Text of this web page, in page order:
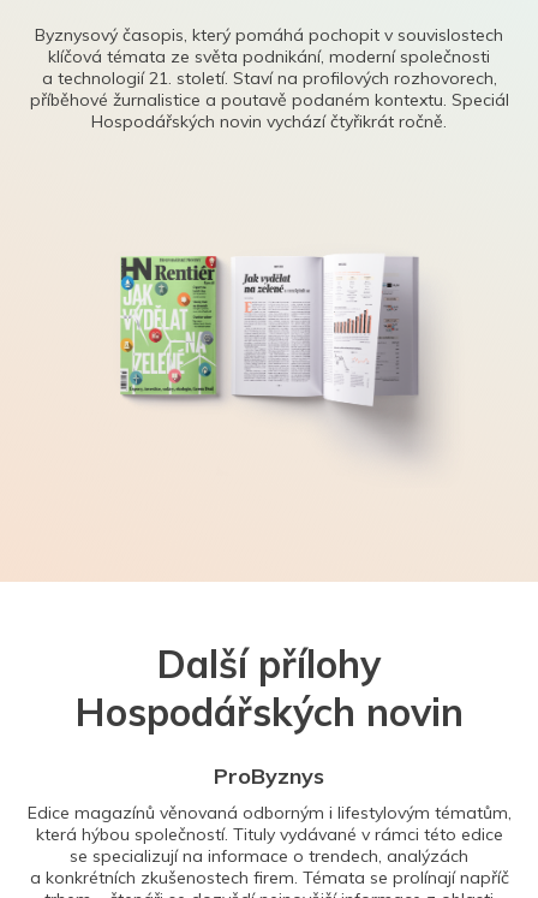
Byznysový časopis, který pomáhá pochopit v souvislostech
klíčová témata ze světa podnikání, moderní společnosti
a technologií 21. století. Staví na profilových rozhovorech,
příběhové žurnalistice a poutavě podaném kontextu. Speciál
Hospodářských novin vychází čtyřikrát ročně.
Další přílohy
Hospodářských novin
ProByznys
Edice magazínů věnovaná odborným i lifestylovým tématům,
která hýbou společností. Tituly vydávané v rámci této edice
se specializují na informace o trendech, analýzách
a konkrétních zkušenostech firem. Témata se prolínají napříč